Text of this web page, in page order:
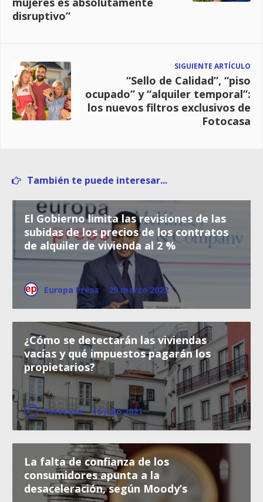
disruptivo”
SIGUIENTE ARTÍCULO
“Sello de Calidad”, “piso
ocupado” y “alquiler temporal”:
los nuevos filtros exclusivos de
Fotocasa
También te puede interesar...
El Gobierno limita las revisiones de las
subidas de los precios de los contratos
de alquiler de vivienda al 2 %
Europa Press · 29 marzo 2022
¿Cómo se detectarán las viviendas
vacías y qué impuestos pagarán los
propietarios?
Fotocasa · 16 julio 2021
La falta de confianza de los
consumidores apunta a la
desaceleración, según Moody’s